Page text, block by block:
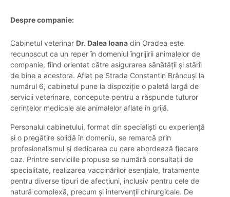
Despre companie:
Cabinetul veterinar Dr. Dalea Ioana din Oradea este
recunoscut ca un reper în domeniul îngrijirii animalelor de
companie, fiind orientat către asigurarea sănătății și stării
de bine a acestora. Aflat pe Strada Constantin Brâncuși la
numărul 6, cabinetul pune la dispoziție o paletă largă de
servicii veterinare, concepute pentru a răspunde tuturor
cerințelor medicale ale animalelor aflate în grijă.
Personalul cabinetului, format din specialiști cu experiență
și o pregătire solidă în domeniu, se remarcă prin
profesionalismul și dedicarea cu care abordează fiecare
caz. Printre serviciile propuse se numără consultații de
specialitate, realizarea vaccinărilor esențiale, tratamente
pentru diverse tipuri de afecțiuni, inclusiv pentru cele de
natură complexă, precum și intervenții chirurgicale. De